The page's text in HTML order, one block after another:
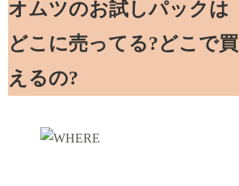
オムツのお試しパックは
どこに売ってる?どこで買
えるの?